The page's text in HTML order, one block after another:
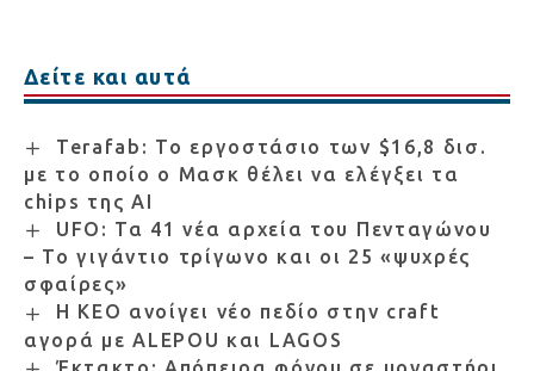
Δείτε και αυτά
Terafab: Το εργοστάσιο των $16,8 δισ.
με το οποίο ο Μασκ θέλει να ελέγξει τα
chips της AI
UFO: Τα 41 νέα αρχεία του Πενταγώνου
– Το γιγάντιο τρίγωνο και οι 25 «ψυχρές
σφαίρες»
Η ΚΕΟ ανοίγει νέο πεδίο στην craft
αγορά με ALEPOU και LAGOS